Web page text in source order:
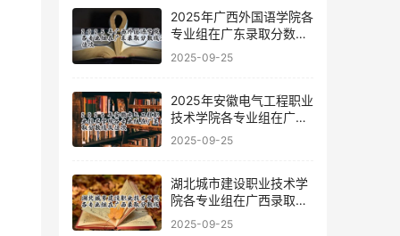
2025年广西外国语学院各
专业组在广东录取分数线
及位次
2025-09-25
2025年安徽电气工程职业
技术学院各专业组在广东
录取分数线及位次
2025-09-25
湖北城市建设职业技术学
院各专业组在广西录取分
数线
2025-09-25